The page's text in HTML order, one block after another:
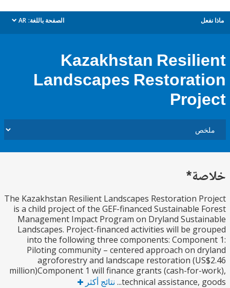
الصفحة باللغة: AR
dropdown
Kazakhstan
Landscapes
The Kazakhstan Resilient Landscapes Restoration
is a child project of the GEF-financed Sustainable
Management Impact Program on Dryland
Landscapes. Project-financed activities will be
into the following three components:
Piloting community – centered approach on
agroforestry and landscape restoration
million)Component 1 will finance grants (cash-for-
technical assistance, نتائج أكثر